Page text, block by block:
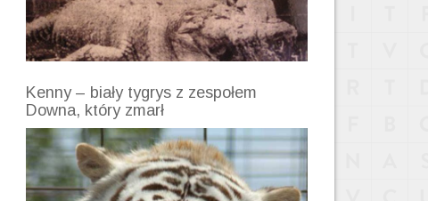
Kenny – biały tygrys z zespołem
Downa, który zmarł